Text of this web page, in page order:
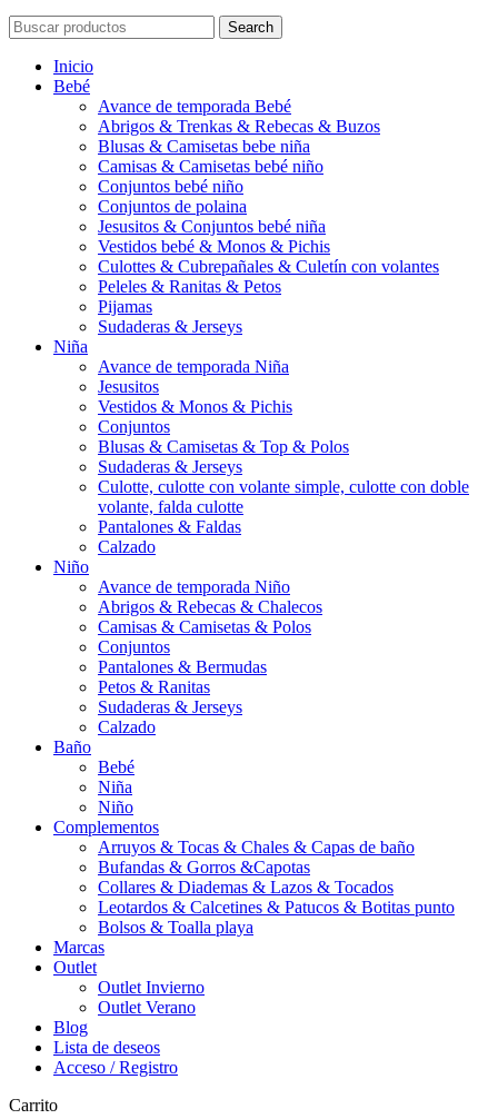
Search
Inicio
Bebé
Avance de temporada Bebé
Abrigos & Trenkas & Rebecas & Buzos
Blusas & Camisetas bebe niña
Camisas & Camisetas bebé niño
Conjuntos bebé niño
Conjuntos de polaina
Jesusitos & Conjuntos bebé niña
Vestidos bebé & Monos & Pichis
Culottes & Cubrepañales & Culetín con volantes
Peleles & Ranitas & Petos
Pijamas
Sudaderas & Jerseys
Niña
Avance de temporada Niña
Jesusitos
Vestidos & Monos & Pichis
Conjuntos
Blusas & Camisetas & Top & Polos
Sudaderas & Jerseys
Culotte, culotte con volante simple, culotte con doble
volante, falda culotte
Pantalones & Faldas
Calzado
Niño
Avance de temporada Niño
Abrigos & Rebecas & Chalecos
Camisas & Camisetas & Polos
Conjuntos
Pantalones & Bermudas
Petos & Ranitas
Sudaderas & Jerseys
Calzado
Baño
Bebé
Niña
Niño
Complementos
Arruyos & Tocas & Chales & Capas de baño
Bufandas & Gorros &Capotas
Collares & Diademas & Lazos & Tocados
Leotardos & Calcetines & Patucos & Botitas punto
Bolsos & Toalla playa
Marcas
Outlet
Outlet Invierno
Outlet Verano
Blog
Lista de deseos
Acceso / Registro
Carrito